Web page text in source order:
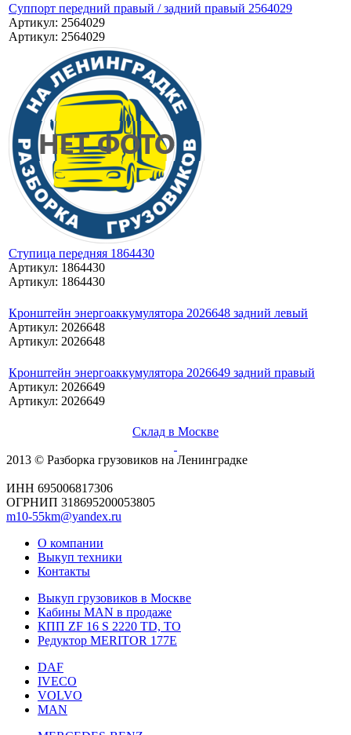
Суппорт передний правый / задний правый 2564029
Артикул: 2564029
Артикул: 2564029
Ступица передняя 1864430
Артикул: 1864430
Артикул: 1864430
Кронштейн энергоаккумулятора 2026648 задний левый
Артикул: 2026648
Артикул: 2026648
Кронштейн энергоаккумулятора 2026649 задний правый
Артикул: 2026649
Артикул: 2026649
Склад в Москве
2013 © Разборка грузовиков на Ленинградке
ИНН 695006817306
ОГРНИП 318695200053805
m10-55km@yandex.ru
О компании
Выкуп техники
Контакты
Выкуп грузовиков в Москве
Кабины MAN в продаже
КПП ZF 16 S 2220 TD, TO
Редуктор MERITOR 177Е
DAF
IVECO
VOLVO
MAN